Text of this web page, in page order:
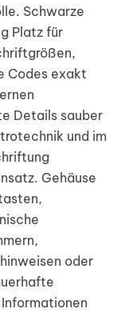
Schwarze
Platz für
Codes exakt
Details sauber
und im
Gehäuse
oder